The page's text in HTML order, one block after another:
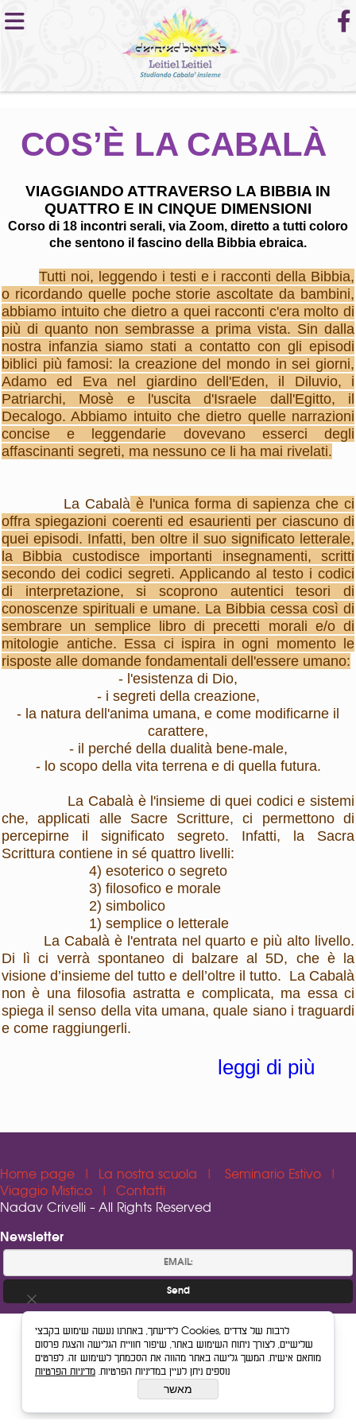
COS’È LA CABALÀ
VIAGGIANDO ATTRAVERSO LA BIBBIA IN
QUATTRO E IN CINQUE DIMENSIONI
Corso di 18 incontri serali, via Zoom, diretto a tutti coloro
che sentono il fascino della Bibbia ebraica.
Tutti noi, leggendo i testi e i racconti della Bibbia,
o ricordando quelle poche storie ascoltate da bambini,
abbiamo intuito che dietro a quei racconti c'era molto di
più di quanto non sembrasse a prima vista. Sin dalla
nostra infanzia siamo stati a contatto con gli episodi
biblici più famosi: la creazione del mondo in sei giorni,
Adamo ed Eva nel giardino dell'Eden, il Diluvio, i
Patriarchi, Mosè e l'uscita d'Israele dall'Egitto, il
Decalogo. Abbiamo intuito che dietro quelle narrazioni
concise e leggendarie dovevano esserci degli
affascinanti segreti, ma nessuno ce li ha mai rivelati.
La Cabalà è l'unica forma di sapienza che ci
offra spiegazioni coerenti ed esaurienti per ciascuno di
quei episodi. Infatti, ben oltre il suo significato letterale,
la Bibbia custodisce importanti insegnamenti, scritti
secondo dei codici segreti. Applicando al testo i codici
di interpretazione, si scoprono autentici tesori di
conoscenze spirituali e umane. La Bibbia cessa così di
sembrare un semplice libro di precetti morali e/o di
mitologie antiche. Essa ci ispira in ogni momento le
risposte alle domande fondamentali dell'essere umano:
- l'esistenza di Dio,
- i segreti della creazione,
- la natura dell'anima umana, e come modificarne il
carattere,
- il perché della dualità bene-male,
- lo scopo della vita terrena e di quella futura.
La Cabalà è l'insieme di quei codici e sistemi
che, applicati alle Sacre Scritture, ci permettono di
percepirne il significato segreto. Infatti, la Sacra
Scrittura contiene in sé quattro livelli:
4) esoterico o segreto
3) filosofico e morale
2) simbolico
1) semplice o letterale
La Cabalàè l'entrata nel quarto e più alto livello.
Di lì ci verrà spontaneo di balzare al 5D, che è la
visione d’insieme del tutto e dell’oltre il tutto. La Cabalà
non è una filosofia astratta e complicata, ma essa ci
spiega il senso della vita umana, quale siano i traguardi
e come raggiungerli.
leggi di più
Home page | La nostra scuola | Seminario Estivo
|
Viaggio Mistico
| Contatti
Nadav Crivelli - All Rights Reserved
Newsletter
Web Design
לידיעתך, באתרנו נעשה שימוש בקבצי Cookies, לרבות של צדדים
שלישיים, לצורך ניתוח השימוש באתר, שיפור חוויית הגלישה והצגת פרסום
מותאם אישית. המשך גלישה באתר מהווה את הסכמתך לשימוש זה. לפרטים
נוספים ניתן לעיין במדיניות הפרטיות.מדיניות הפרטיות
מאשר